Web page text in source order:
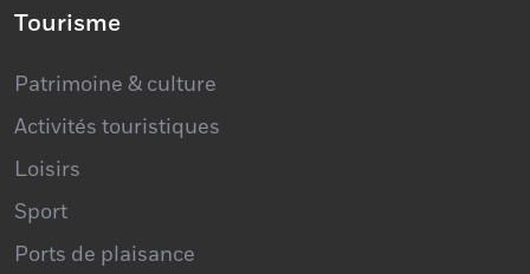
Activités touristiques
Loisirs
Sport
Ports de plaisance